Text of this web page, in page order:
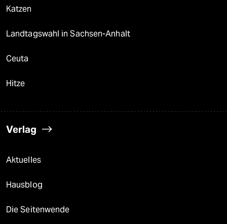
Katzen
Landtagswahl in Sachsen-Anhalt
Ceuta
Hitze
Verlag
Aktuelles
Hausblog
Die Seitenwende